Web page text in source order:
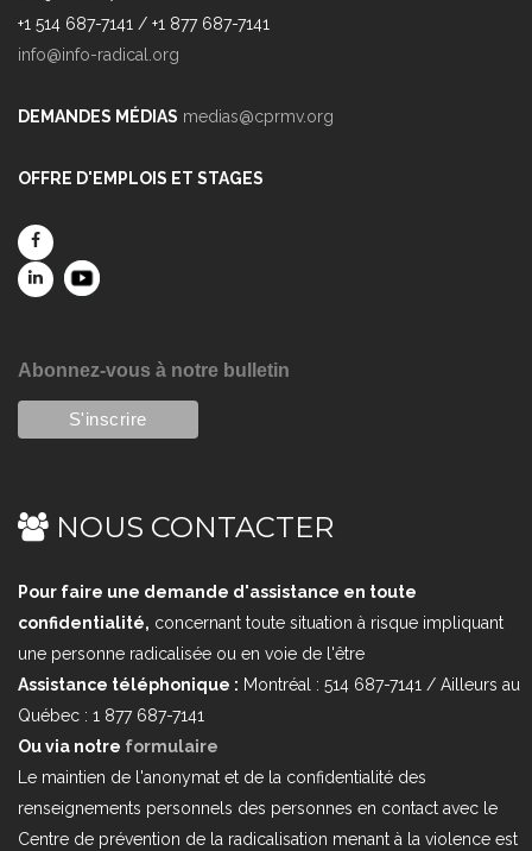
+1 514 687-7141 / +1 877 687-7141
info@info-radical.org
DEMANDES MÉDIAS medias@cprmv.org
OFFRE D'EMPLOIS ET STAGES
Abonnez-vous à notre bulletin
NOUS CONTACTER
Pour faire une demande d'assistance en toute
confidentialité, concernant toute situation à risque impliquant
une personne radicalisée ou en voie de l'être
Assistance téléphonique : Montréal : 514 687-7141 / Ailleurs au
Québec : 1 877 687-7141
Ou via notre formulaire
Le maintien de l'anonymat et de la confidentialité des
renseignements personnels des personnes en contact avec le
Centre de prévention de la radicalisation menant à la violence est